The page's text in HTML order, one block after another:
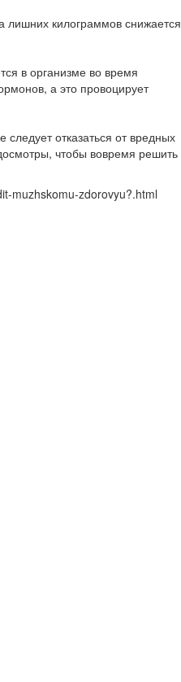
лишних килограммов снижается
в организме во время
а это провоцирует
отказаться от вредных
чтобы вовремя решить
muzhskomu-zdorovyu?.html